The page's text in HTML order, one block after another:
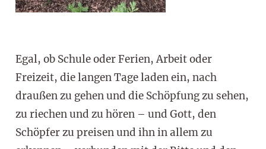
Egal, ob Schule oder Ferien, Arbeit oder
Freizeit, die langen Tage laden ein, nach
draußen zu gehen und die Schöpfung zu sehen,
zu riechen und zu hören – und Gott, den
Schöpfer zu preisen und ihn in allem zu